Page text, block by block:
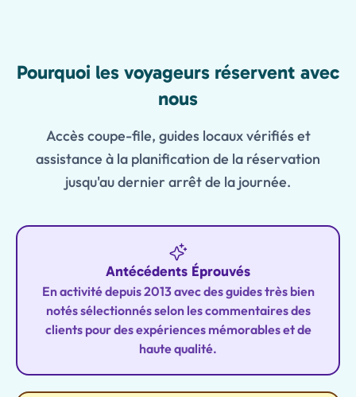
Features
Pourquoi les voyageurs réservent avec
nous
Accès coupe-file, guides locaux vérifiés et
assistance à la planification de la réservation
jusqu'au dernier arrêt de la journée.
Antécédents Éprouvés
En activité depuis 2013 avec des guides très bien
notés sélectionnés selon les commentaires des
clients pour des expériences mémorables et de
haute qualité.